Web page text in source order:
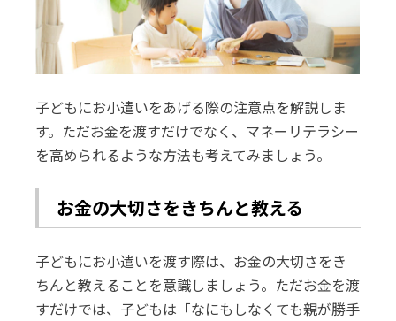
子どもにお小遣いをあげる際の注意点を解説しま
す。ただお金を渡すだけでなく、マネーリテラシー
を高められるような方法も考えてみましょう。
お金の大切さをきちんと教える
子どもにお小遣いを渡す際は、お金の大切さをき
ちんと教えることを意識しましょう。ただお金を渡
すだけでは、子どもは「なにもしなくても親が勝手